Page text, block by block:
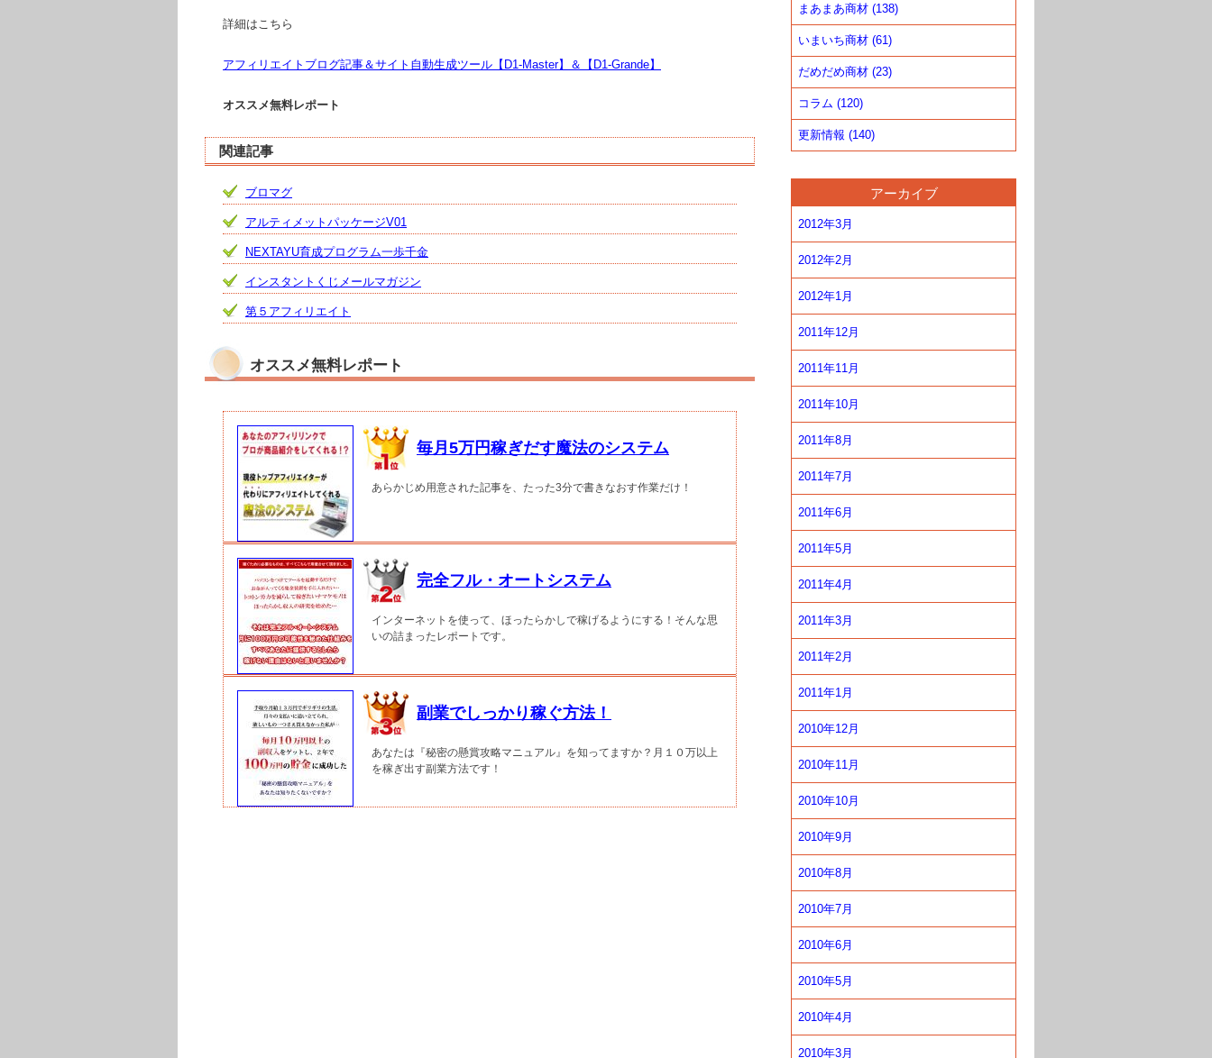
詳細はこちら
アフィリエイトブログ記事＆サイト自動生成ツール【D1-Master】＆【D1-Grande】
オススメ無料レポート
関連記事
ブロマグ
アルティメットパッケージV01
NEXTAYU育成プログラム一歩千金
インスタントくじメールマガジン
第５アフィリエイト
オススメ無料レポート
毎月5万円稼ぎだす魔法のシステム
あらかじめ用意された記事を、たった3分で書きなおす作業だけ！
完全フル・オートシステム
インターネットを使って、ほったらかしで稼げるようにする！そんな思
いの詰まったレポートです。
副業でしっかり稼ぐ方法！
あなたは『秘密の懸賞攻略マニュアル』を知ってますか？月１０万以上
を稼ぎ出す副業方法です！
まあまあ商材 (138)
いまいち商材 (61)
だめだめ商材 (23)
コラム (120)
更新情報 (140)
アーカイブ
2012年3月
2012年2月
2012年1月
2011年12月
2011年11月
2011年10月
2011年8月
2011年7月
2011年6月
2011年5月
2011年4月
2011年3月
2011年2月
2011年1月
2010年12月
2010年11月
2010年10月
2010年9月
2010年8月
2010年7月
2010年6月
2010年5月
2010年4月
2010年3月